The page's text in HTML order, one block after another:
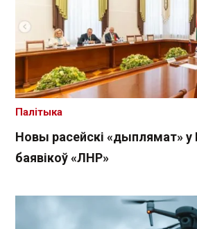
Новы расейскі «дыплямат» у
баявікоў «ЛНР»
Палітыка